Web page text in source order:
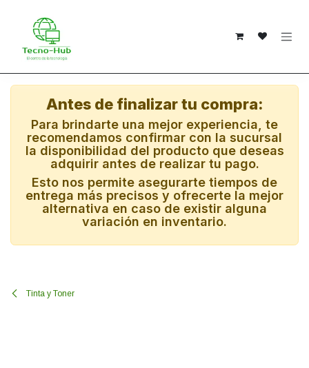
Antes de finalizar tu compra:
Para brindarte una mejor experiencia, te
recomendamos confirmar con la sucursal
la disponibilidad del producto que deseas
adquirir antes de realizar tu pago.
Esto nos permite asegurarte tiempos de
entrega más precisos y ofrecerte la mejor
alternativa en caso de existir alguna
variación en inventario.
Tinta y Toner